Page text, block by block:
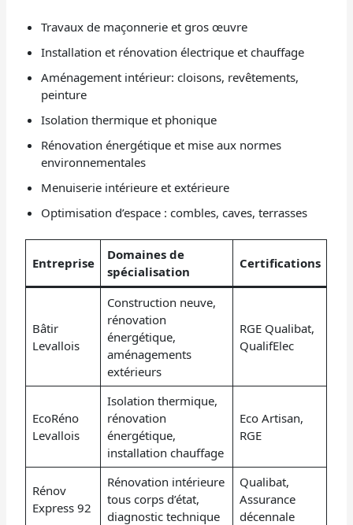
Travaux de maçonnerie et gros œuvre
Installation et rénovation électrique et chauffage
Aménagement intérieur: cloisons, revêtements,
peinture
Isolation thermique et phonique
Rénovation énergétique et mise aux normes
environnementales
Menuiserie intérieure et extérieure
Optimisation d’espace : combles, caves, terrasses
Entreprise
Domaines de
spécialisation
Certifications
Bâtir
Levallois
Construction neuve,
rénovation
énergétique,
aménagements
extérieurs
RGE Qualibat,
QualifElec
EcoRéno
Levallois
Isolation thermique,
rénovation
énergétique,
installation chauffage
Eco Artisan,
RGE
Rénov
Express 92
Rénovation intérieure
tous corps d’état,
diagnostic technique
Qualibat,
Assurance
décennale